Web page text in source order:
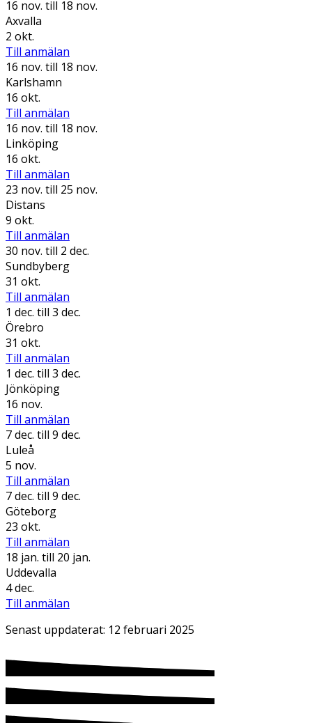
16 nov. till 18 nov.
Axvalla
2 okt.
Till anmälan
16 nov. till 18 nov.
Karlshamn
16 okt.
Till anmälan
16 nov. till 18 nov.
Linköping
16 okt.
Till anmälan
23 nov. till 25 nov.
Distans
9 okt.
Till anmälan
30 nov. till 2 dec.
Sundbyberg
31 okt.
Till anmälan
1 dec. till 3 dec.
Örebro
31 okt.
Till anmälan
1 dec. till 3 dec.
Jönköping
16 nov.
Till anmälan
7 dec. till 9 dec.
Luleå
5 nov.
Till anmälan
7 dec. till 9 dec.
Göteborg
23 okt.
Till anmälan
18 jan. till 20 jan.
Uddevalla
4 dec.
Till anmälan
Senast uppdaterat: 12 februari 2025